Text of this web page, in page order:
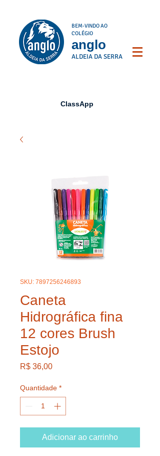
BEM-VINDO AO
COLÉGIO
anglo
ALDEIA DA SERRA
ClassApp
SKU: 7897256246893
Caneta
Hidrográfica fina
12 cores Brush
Estojo
R$ 36,00Preço
Quantidade *
Adicionar ao carrinho